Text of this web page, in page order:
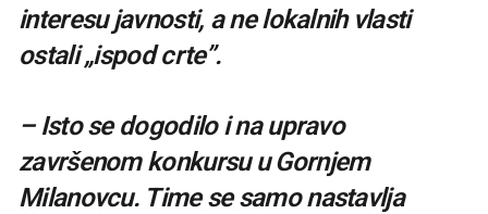
interesu javnosti, a ne lokalnih vlasti
ostali „ispod crte”.
– Isto se dogodilo i na upravo
završenom konkursu u Gornjem
Milanovcu. Time se samo nastavlja